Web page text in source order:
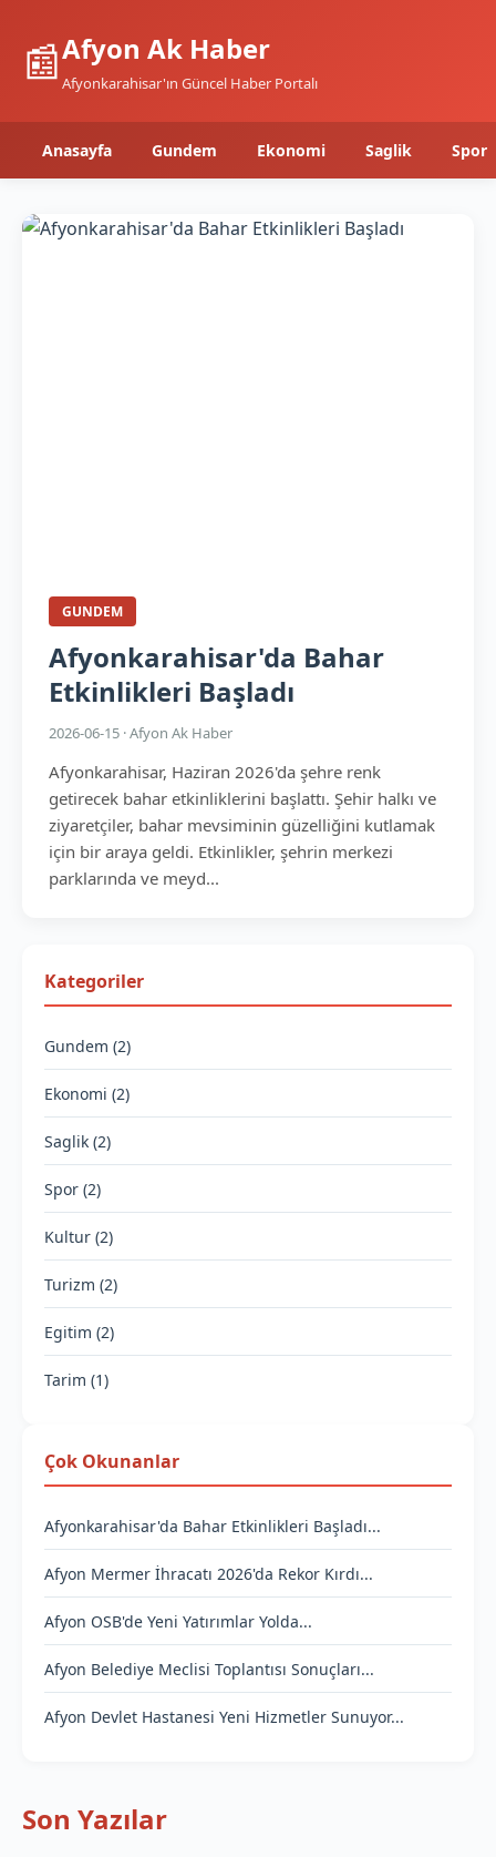
📰Afyon Ak Haber
Afyonkarahisar'ın Güncel Haber Portalı
Anasayfa Gundem Ekonomi Saglik Spor
GUNDEM
Afyonkarahisar'da Bahar
Etkinlikleri Başladı
2026-06-15 · Afyon Ak Haber
Afyonkarahisar, Haziran 2026'da şehre renk
getirecek bahar etkinliklerini başlattı. Şehir halkı ve
ziyaretçiler, bahar mevsiminin güzelliğini kutlamak
için bir araya geldi. Etkinlikler, şehrin merkezi
parklarında ve meyd...
Kategoriler
Gundem (2)
Ekonomi (2)
Saglik (2)
Spor (2)
Kultur (2)
Turizm (2)
Egitim (2)
Tarim (1)
Çok Okunanlar
Afyonkarahisar'da Bahar Etkinlikleri Başladı...
Afyon Mermer İhracatı 2026'da Rekor Kırdı...
Afyon OSB'de Yeni Yatırımlar Yolda...
Afyon Belediye Meclisi Toplantısı Sonuçları...
Afyon Devlet Hastanesi Yeni Hizmetler Sunuyor...
Son Yazılar